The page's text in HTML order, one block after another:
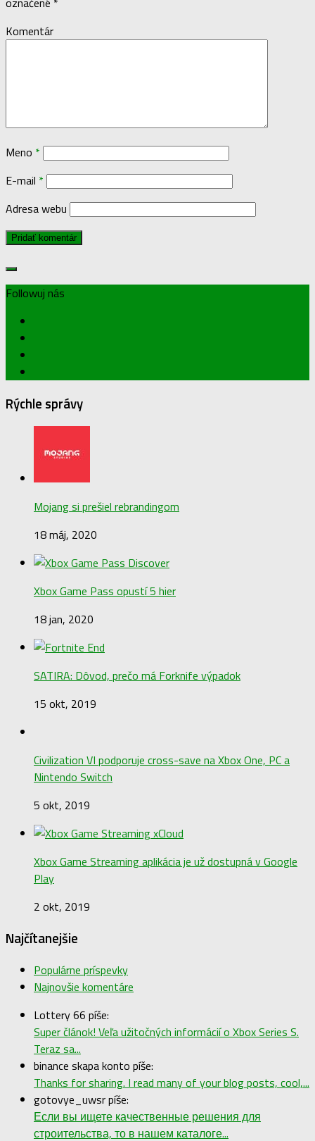
Komentár
Meno *
E-mail *
Adresa webu
Followuj nás
Rýchle správy
Mojang si prešiel rebrandingom
18 máj, 2020
Xbox Game Pass opustí 5 hier
18 jan, 2020
SATIRA: Dôvod, prečo má Forknife výpadok
15 okt, 2019
Civilization VI podporuje cross-save na Xbox One, PC a
Nintendo Switch
5 okt, 2019
Xbox Game Streaming aplikácia je už dostupná v Google
Play
2 okt, 2019
Najčítanejšie
Populárne príspevky
Najnovšie komentáre
Lottery 66 píše:
Super článok! Veľa užitočných informácií o Xbox Series S.
Teraz sa...
binance skapa konto píše:
Thanks for sharing. I read many of your blog posts, cool,...
gotovye_uwsr píše:
Если вы ищете качественные решения для
строительства, то в нашем каталоге...